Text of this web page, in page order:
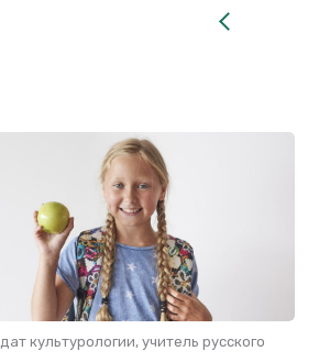
культурологии, учитель русского